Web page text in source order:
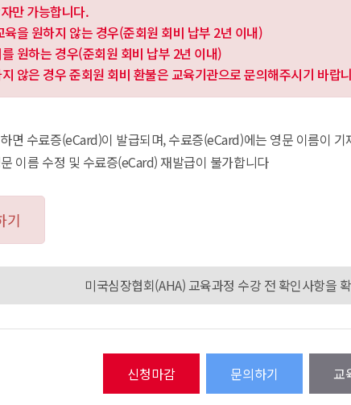
만 가능합니다.
을 원하지 않는 경우(준회원 회비 납부 2년 이내)
원하는 경우(준회원 회비 납부 2년 이내)
않은 경우 준회원 회비 환불은 교육기관으로 문의해주시기 바랍
면 수료증(eCard)이 발급되며, 수료증(eCard)에는 영문 이름이 기
이름 수정 및 수료증(eCard) 재발급이 불가합니다
기
미국심장협회(AHA) 교육과정 수강 전 확인사항을
문의하기 교